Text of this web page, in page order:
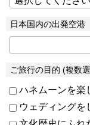
日本国内の出発空港
ご旅行の目的 (複数
ハネムーンを楽
ウェディングを